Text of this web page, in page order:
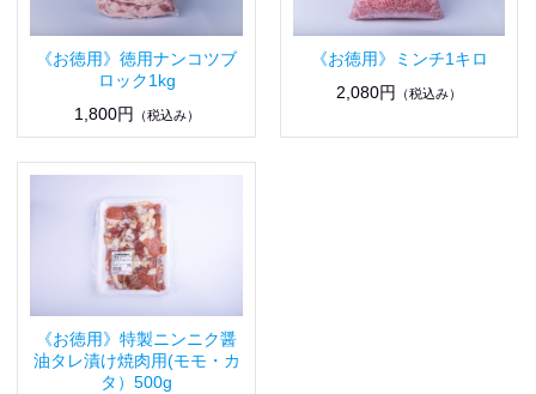
《お徳用》徳用ナンコツブ
ロック1kg
1,800円 （税込み）
《お徳用》ミンチ1キロ
2,080円 （税込み）
《お徳用》特製ニンニク醤
油タレ漬け焼肉用(モモ・カ
タ）500g